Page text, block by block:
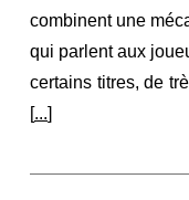
combinent une
qui parlent aux
certains titres, de
[...]